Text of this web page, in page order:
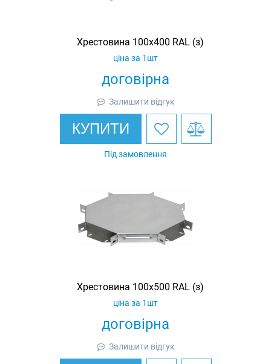
Хрестовина 100х400 RAL (з)
договірна
ціна за 1шт
Залишити відгук
КУПИТИ
Під замовлення
Хрестовина 100х500 RAL (з)
договірна
ціна за 1шт
Залишити відгук